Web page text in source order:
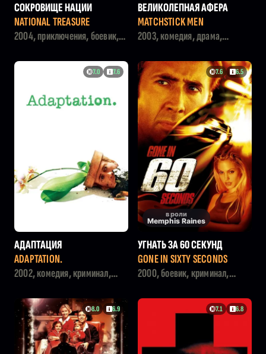
СОКРОВИЩЕ НАЦИИ
NATIONAL TREASURE
2004, приключения, боевик,
ВЕЛИКОЛЕПНАЯ АФЕРА
MATCHSTICK MEN
2003, комедия, драма,
7.0 7.6
АДАПТАЦИЯ
ADAPTATION.
2002, комедия, криминал,
7.6 6.5
в роли
Memphis Raines
УГНАТЬ ЗА 60 СЕКУНД
GONE IN SIXTY SECONDS
2000, боевик, криминал,
8.0 6.9 7.1 6.8